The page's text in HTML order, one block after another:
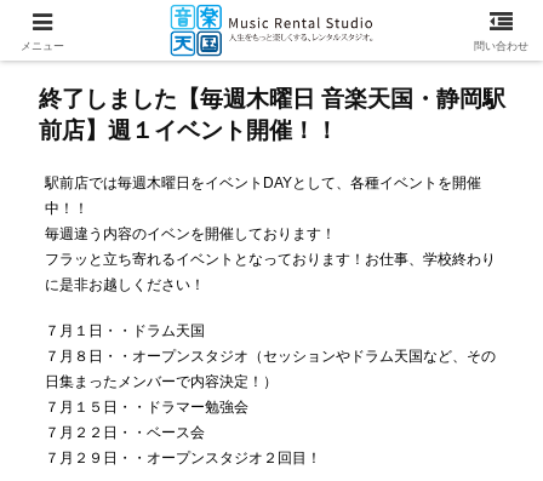
終了しました【毎週木曜日 音楽天国・静岡駅
前店】週１イベント開催！！
駅前店では毎週木曜日をイベントDAYとして、各種イベントを開催
中！！
毎週違う内容のイベンを開催しております！
フラッと立ち寄れるイベントとなっております！お仕事、学校終わり
に是非お越しください！
７月１日・・ドラム天国
７月８日・・オープンスタジオ（セッションやドラム天国など、その
日集まったメンバーで内容決定！）
７月１５日・・ドラマー勉強会
７月２２日・・ベース会
７月２９日・・オープンスタジオ２回目！
メニュー 問い合わせ